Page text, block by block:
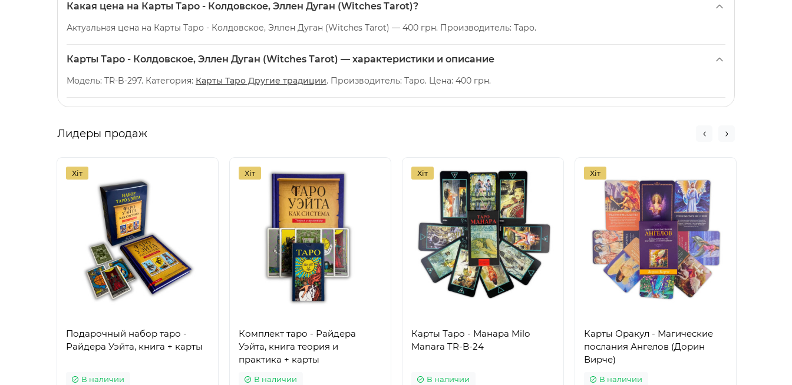
Какая цена на Карты Таро - Колдовское, Эллен Дуган (Witches Tarot)?
Актуальная цена на Карты Таро - Колдовское, Эллен Дуган (Witches Tarot) — 400 грн. Производитель: Таро.
Карты Таро - Колдовское, Эллен Дуган (Witches Tarot) — характеристики и описание
Модель: TR-B-297. Категория: Карты Таро Другие традиции. Производитель: Таро. Цена: 400 грн.
Лидеры продаж
Хіт
Подарочный набор таро -
Райдера Уэйта, книга + карты
В наличии
Хіт
Комплект таро - Райдера
Уэйта, книга теория и
практика + карты
В наличии
Хіт
Карты Таро - Манара Milo
Manara TR-B-24
В наличии
Хіт
Карты Оракул - Магические
послания Ангелов (Дорин
Вирче)
В наличии